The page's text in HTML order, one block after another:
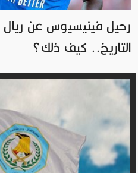
رحيل فينيسيوس عن
التاريخ.. كيف ذلك؟